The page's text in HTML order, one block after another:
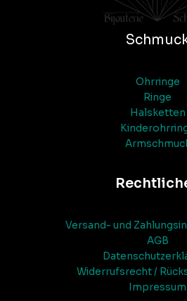
Ohrringe
Ringe
Halsketten
Versand- und
AGB
Widerrufsrecht /
Impressum